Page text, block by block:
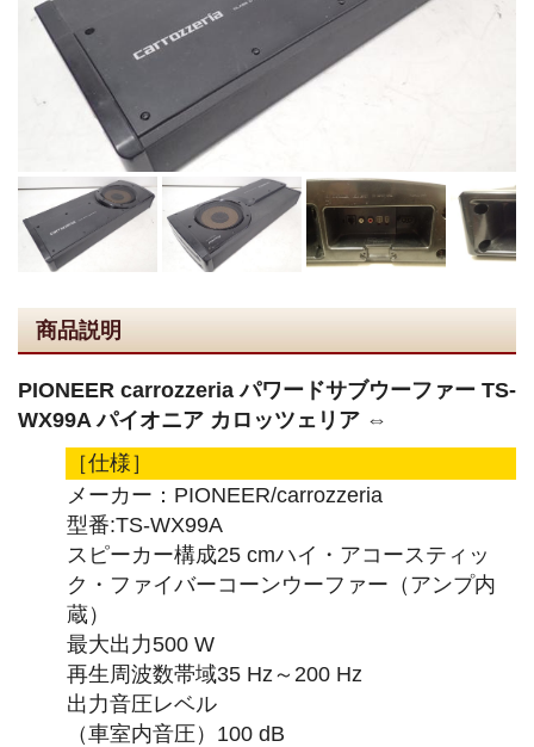
商品説明
PIONEER carrozzeria パワードサブウーファー TS-
WX99A パイオニア カロッツェリア ⇔
［仕様］
メーカー：PIONEER/carrozzeria
型番:TS-WX99A
スピーカー構成25 cmハイ・アコースティッ
ク・ファイバーコーンウーファー（アンプ内
蔵）
最大出力500 W
再生周波数帯域35 Hz～200 Hz
出力音圧レベル
（車室内音圧）100 dB